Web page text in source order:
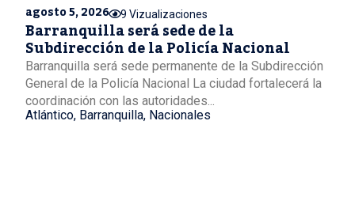
agosto 5, 2026 9 Vizualizaciones
Barranquilla será sede de la
Subdirección de la Policía Nacional
Barranquilla será sede permanente de la Subdirección
General de la Policía Nacional La ciudad fortalecerá la
coordinación con las autoridades...
Atlántico, Barranquilla, Nacionales